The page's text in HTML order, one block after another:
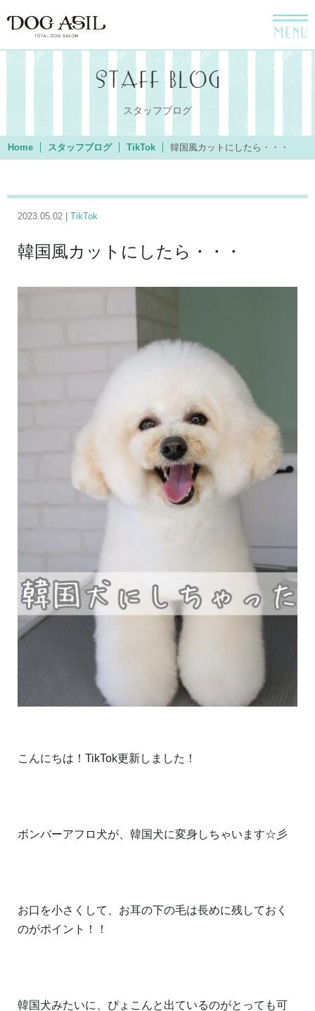
menu
スタッフブログ
Home スタッフブログ TikTok 韓国風カットにしたら・・・
2023.05.02 | TikTok
韓国風カットにしたら・・・
こんにちは！TikTok更新しました！
ボンバーアフロ犬が、韓国犬に変身しちゃいます☆彡
お口を小さくして、お耳の下の毛は長めに残しておく
のがポイント！！
韓国犬みたいに、ぴょこんと出ているのがとっても可